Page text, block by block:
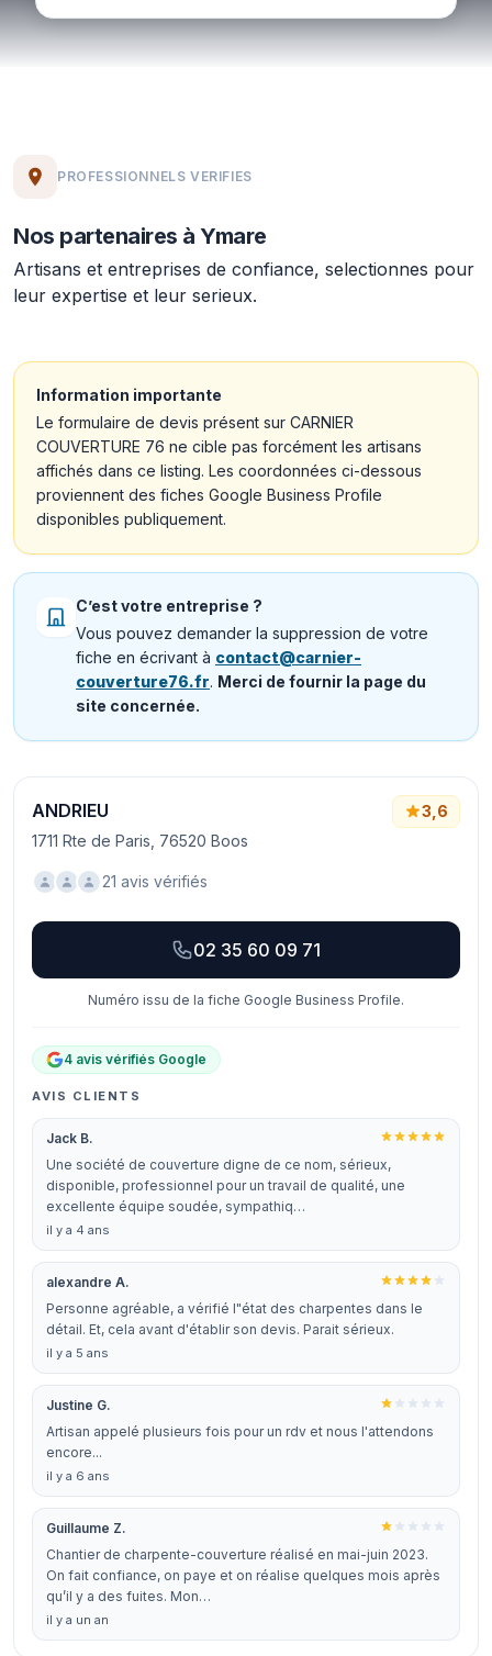
PROFESSIONNELS VERIFIES
Nos partenaires à Ymare
Artisans et entreprises de confiance, selectionnes pour
leur expertise et leur serieux.
Information importante
Le formulaire de devis présent sur CARNIER
COUVERTURE 76 ne cible pas forcément les artisans
affichés dans ce listing. Les coordonnées ci-dessous
proviennent des fiches Google Business Profile
disponibles publiquement.
C’est votre entreprise ?
Vous pouvez demander la suppression de votre
fiche en écrivant à contact@carnier-
couverture76.fr. Merci de fournir la page du
site concernée.
ANDRIEU
1711 Rte de Paris, 76520 Boos
3,6
21 avis vérifiés
02 35 60 09 71
Numéro issu de la fiche Google Business Profile.
4 avis vérifiés Google
AVIS CLIENTS
Jack B.
Une société de couverture digne de ce nom, sérieux,
disponible, professionnel pour un travail de qualité, une
excellente équipe soudée, sympathiq…
il y a 4 ans
alexandre A.
Personne agréable, a vérifié l"état des charpentes dans le
détail. Et, cela avant d'établir son devis. Parait sérieux.
il y a 5 ans
Justine G.
Artisan appelé plusieurs fois pour un rdv et nous l'attendons
encore...
il y a 6 ans
Guillaume Z.
Chantier de charpente-couverture réalisé en mai-juin 2023.
On fait confiance, on paye et on réalise quelques mois après
qu’il y a des fuites. Mon…
il y a un an